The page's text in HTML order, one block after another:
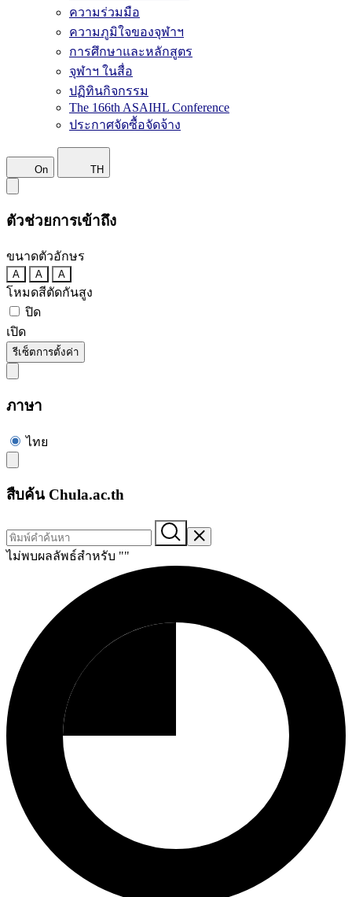
ความร่วมมือ
ความภูมิใจของจุฬาฯ
การศึกษาและหลักสูตร
จุฬาฯ ในสื่อ
ปฏิทินกิจกรรม
The 166th ASAIHL Conference
ประกาศจัดซื้อจัดจ้าง
On TH
ตัวช่วยการเข้าถึง
ขนาดตัวอักษร
A A A
โหมดสีตัดกันสูง
ปิด
เปิด
รีเซ็ตการตั้งค่า
ภาษา
ไทย
สืบค้น Chula.ac.th
ไม่พบผลลัพธ์สำหรับ ""